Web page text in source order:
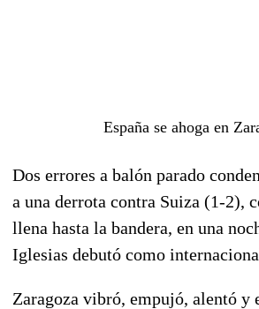
España se ahoga en
Dos errores a balón parado
a una derrota contra Suiza (1-2),
llena hasta la bandera, en una
Iglesias debutó como
Zaragoza vibró, empujó, alentó y